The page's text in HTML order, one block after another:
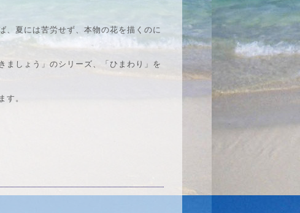
、夏には苦労せず、本物の花を描くのに
ましょう」のシリーズ、「ひまわり」を
す。